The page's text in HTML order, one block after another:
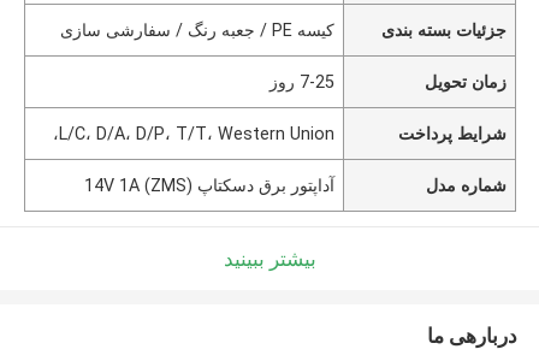
جزئیات بسته بندی کیسه PE / جعبه رنگ / سفارشی سازی
زمان تحویل 7-25 روز
شرایط پرداخت L/C، D/A، D/P، T/T، Western Union،
شماره مدل آداپتور برق دسکتاپ 14V 1A (ZMS)
بیشتر ببینید
دربارهی ما